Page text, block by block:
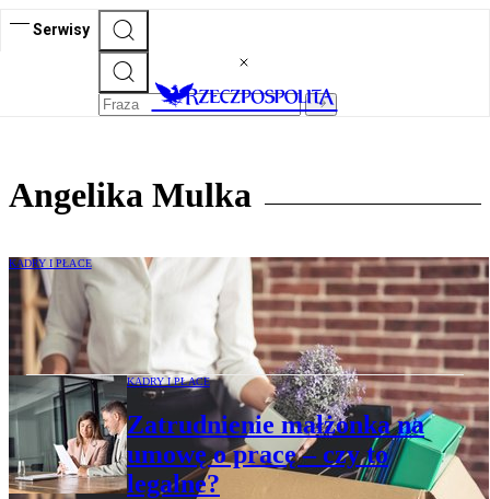
Serwisy
Angelika Mulka
KADRY I PŁACE
Niejasna przyczyna wypowiedzenia
narusza przepisy
KADRY I PŁACE
Zatrudnienie małżonka na
umowę o pracę – czy to
legalne?